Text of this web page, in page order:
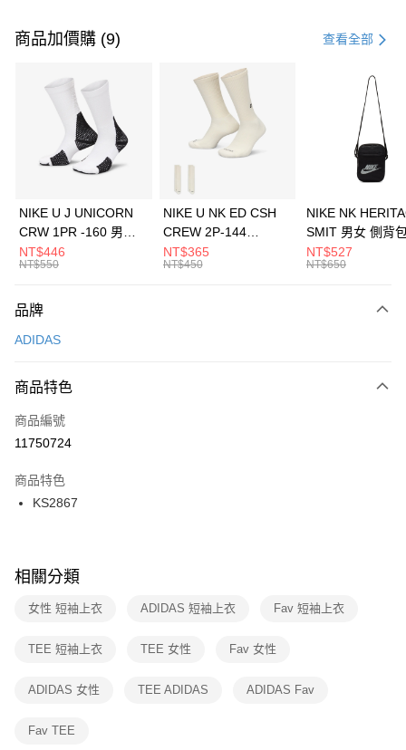
信用卡一次付款
3 期 0 利率 每期 21家銀行
合作金庫商業銀行
第一商業銀行
華南商業銀行
彰化商業銀行
上海商業儲蓄銀行
元大商業銀行
台灣樂天信用卡公司
Apple Pay
全盈+PAY
AFTEE先享後付
【關於「AFTEE先享後付」】
便利好安心！
３．安心：先確認商品／服務後，再付款。
【「AFTEE先享後付」結帳流程】
１．於結帳方式選擇「AFTEE先享後付」後，將跳轉至「AFTEE先享後付」
２．訂單成立數日內，您將收到繳費通知簡訊。
３．收到繳費通知簡訊後14天內，點擊此簡訊中的連結，可透過四大超商／
ATM／網路銀行／等多元方式進行付款，方視為交易完成。
※ 交易是否成功請以「AFTEE先享後付 」之結帳頁面顯示為準，若有關於
是否繳費成功／繳費後需取消欲退款等相關疑問，請聯繫「AFTEE先享後付
客戶支援中心」https://netprotections.freshdesk.com/support/home
１．透過由恩沛科技股份有限公司提供之「AFTEE先享後付」服務完成之交
權轉讓予恩沛科技股份有限公司。
３．未成年的使用者請事先徵得法定代理人或監護人之同意方可使用
運送方式
每筆NT$100，滿NT$1,500(含以上)免運費
宅配
每筆NT$100，滿NT$1,500(含以上)免運費
付款後門市自取
每筆NT$100，滿NT$1,500(含以上)免運費
商品加價購 (9) 查看全部
NIKE U J UNICORN
CRW 1PR -160 男女
中統襪 FZ3393100
NT$446
NT$550
NIKE U NK ED CSH
CREW 2P-144
EMBRDY 男女 短統襪
FZ3073133
NT$365
NT$450
NIKE NK
SMIT 男女 側背
BA5871010
NT$527
NT$650
品牌
ADIDAS
商品特色
商品編號
11750724
商品特色
KS2867
相關分類
女性 短袖上衣 ADIDAS 短袖上衣 Fav 短袖上衣
TEE 短袖上衣 TEE 女性 Fav 女性
ADIDAS 女性 TEE ADIDAS ADIDAS Fav
Fav TEE